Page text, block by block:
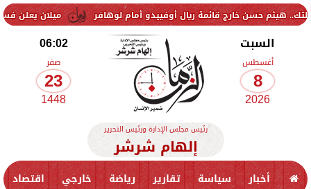
ميلان يعلن فسخ عقد خارج قائمة ريال أوفييدو أمام لوهافر
السبت
أغسطس
8
2026
06:02
صفر
23
1448
رئيس مجلس الإدارة ورئيس التحرير
إلهام شرشر
أخبار سياسة تقارير رياضة خارجي اقتصاد